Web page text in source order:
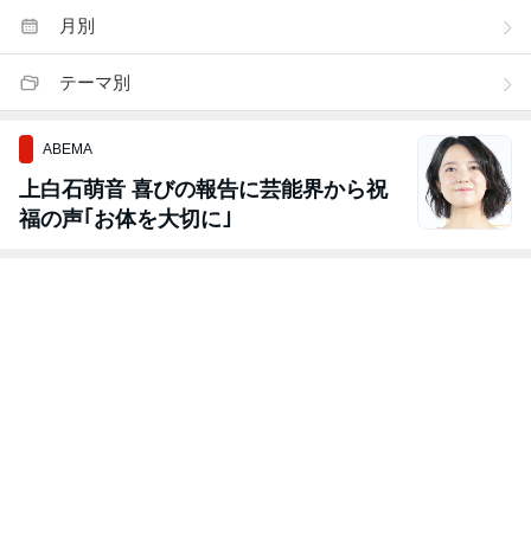
月別
テーマ別
ABEMA
上白石萌音 喜びの報告に芸能界から祝
福の声｢お体を大切に｣